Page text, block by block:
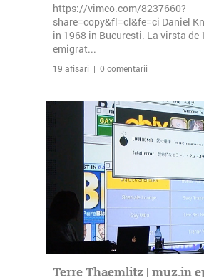
https://vimeo.com/8237660?
share=copy&fl=cl&fe=ci Daniel
in 1968 in Bucuresti. La virsta de
emigrat...
19 afisari | 0 comentarii
Terre Thaemlitz | muz.in